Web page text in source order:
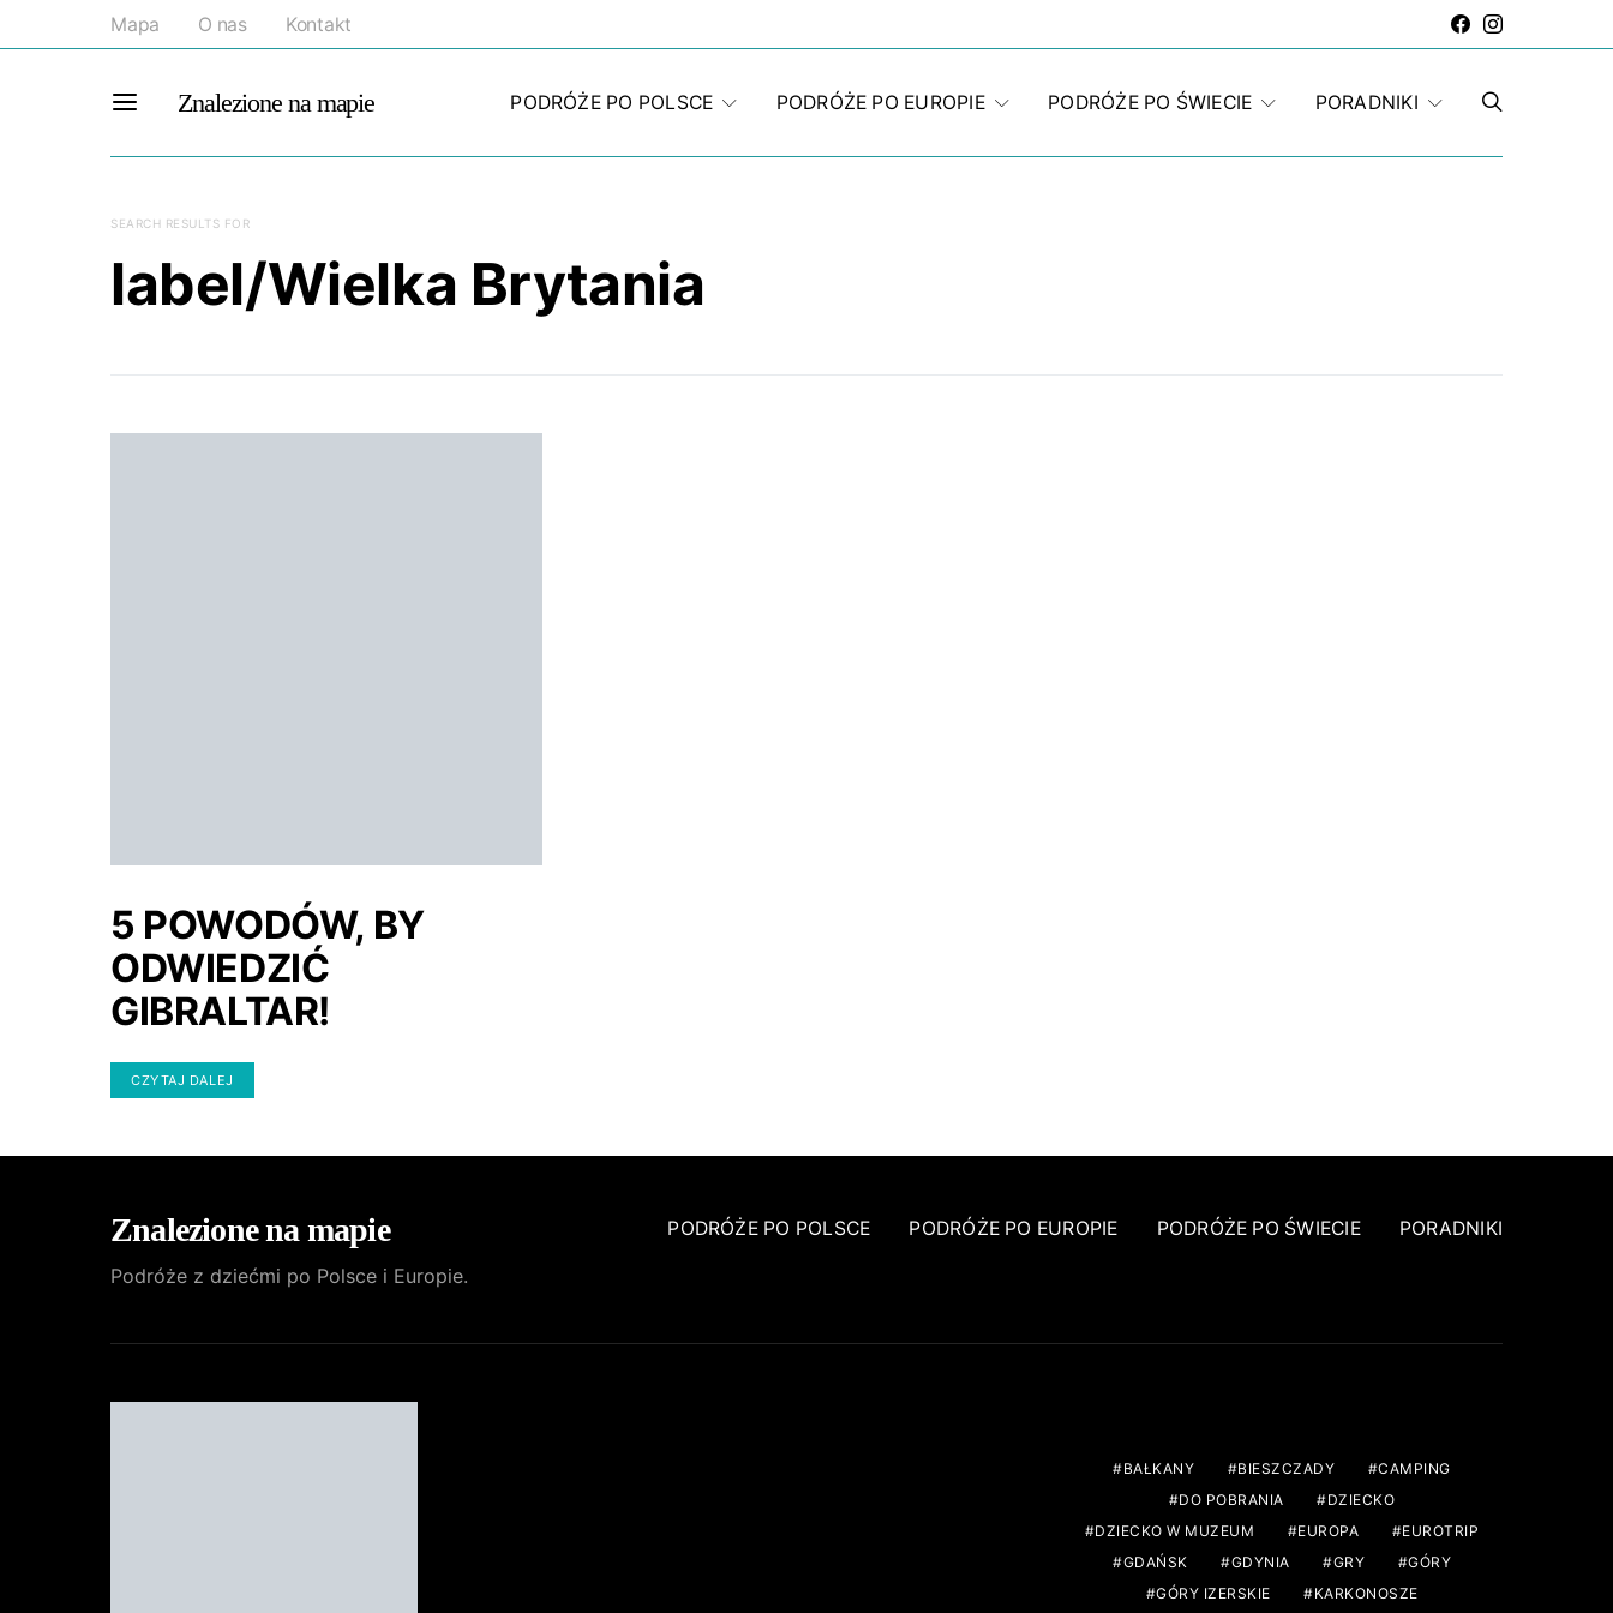
Mapa O nas Kontakt
Znalezione na mapie PODRÓŻE PO POLSCE PODRÓŻE PO EUROPIE PODRÓŻE PO ŚWIECIE PORADNIKI
SEARCH RESULTS FOR
label/Wielka Brytania
5 POWODÓW, BY
ODWIEDZIĆ
GIBRALTAR!
CZYTAJ DALEJ
Znalezione na mapie PODRÓŻE PO POLSCE PODRÓŻE PO EUROPIE PODRÓŻE PO ŚWIECIE PORADNIKI
Podróże z dziećmi po Polsce i Europie.
BAŁKANY BIESZCZADY
CAMPING
DO POBRANIA
DZIECKO
DZIECKO W MUZEUM
EUROPA
EUROTRIP
GDAŃSK
GDYNIA GRY
GÓRY
GÓRY IZERSKIE
KARKONOSZE